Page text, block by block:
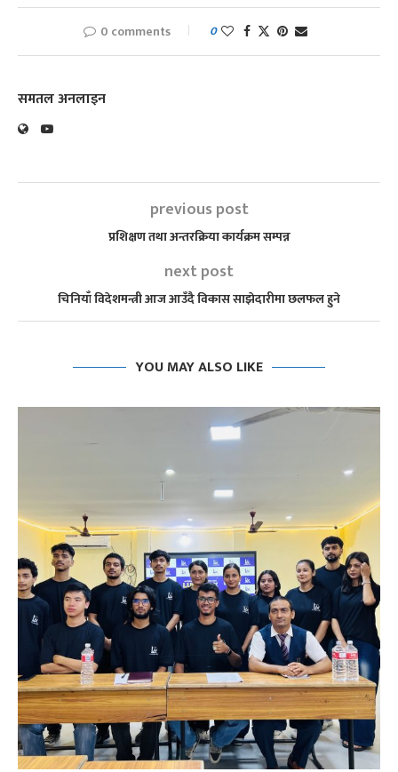
0 comments 0
समतल अनलाइन
previous post
प्रशिक्षण तथा अन्तरक्रिया कार्यक्रम सम्पन्न
next post
चिनियाँ विदेशमन्त्री आज आउँदै विकास साझेदारीमा छलफल हुने
YOU MAY ALSO LIKE